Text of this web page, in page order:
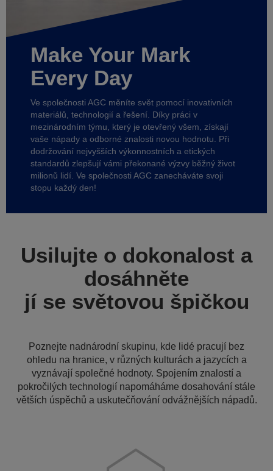
Make Your Mark
Every Day
Ve společnosti AGC měníte svět pomocí inovativních
materiálů, technologií a řešení. Díky práci v
mezinárodním týmu, který je otevřený všem, získají
vaše nápady a odborné znalosti novou hodnotu. Při
dodržování nejvyšších výkonnostních a etických
standardů zlepšují vámi překonané výzvy běžný život
milionů lidí. Ve společnosti AGC zanecháváte svoji
stopu každý den!
Usilujte o dokonalost a
dosáhněte
jí se světovou špičkou
Poznejte nadnárodní skupinu, kde lidé pracují bez
ohledu na hranice, v různých kulturách a jazycích a
vyznávají společné hodnoty. Spojením znalostí a
pokročilých technologií napomáháme dosahování stále
větších úspěchů a uskutečňování odvážnějších nápadů.